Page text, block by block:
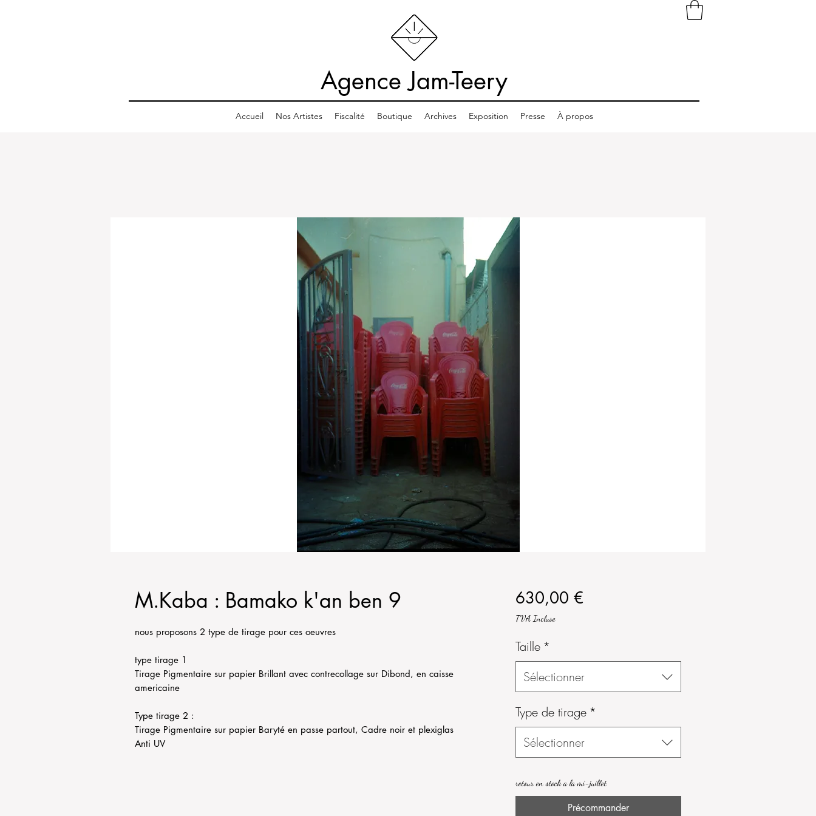
Agence Jam-Teery
Accueil Nos Artistes Fiscalité Boutique Archives Exposition Presse À propos
M.Kaba : Bamako k'an ben 9
nous proposons 2 type de tirage pour ces oeuvres
type tirage 1
Tirage Pigmentaire sur papier Brillant avec contrecollage sur Dibond, en caisse
americaine
Type tirage 2 :
Tirage Pigmentaire sur papier Baryté en passe partout, Cadre noir et plexiglas
Anti UV
630,00 €Prix
TVA Incluse
Taille *
Sélectionner
Type de tirage *
Sélectionner
retour en stock a la mi-juillet
Précommander